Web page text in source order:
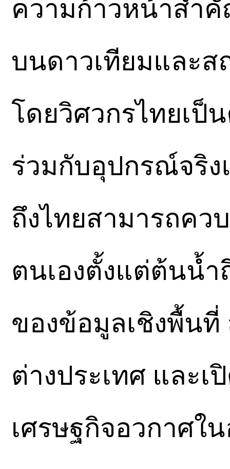
ความก้าวหน้าสำ
บนดาวเทียมและ
โดยวิศวกรไทยเป็
ร่วมกับอุปกรณ์จริ
ถึงไทยสามารถคว
ตนเองตั้งแต่ต้นน้ำ
ของข้อมูลเชิงพื้นที่
ต่างประเทศ และ
เศรษฐกิจอวกาศใ